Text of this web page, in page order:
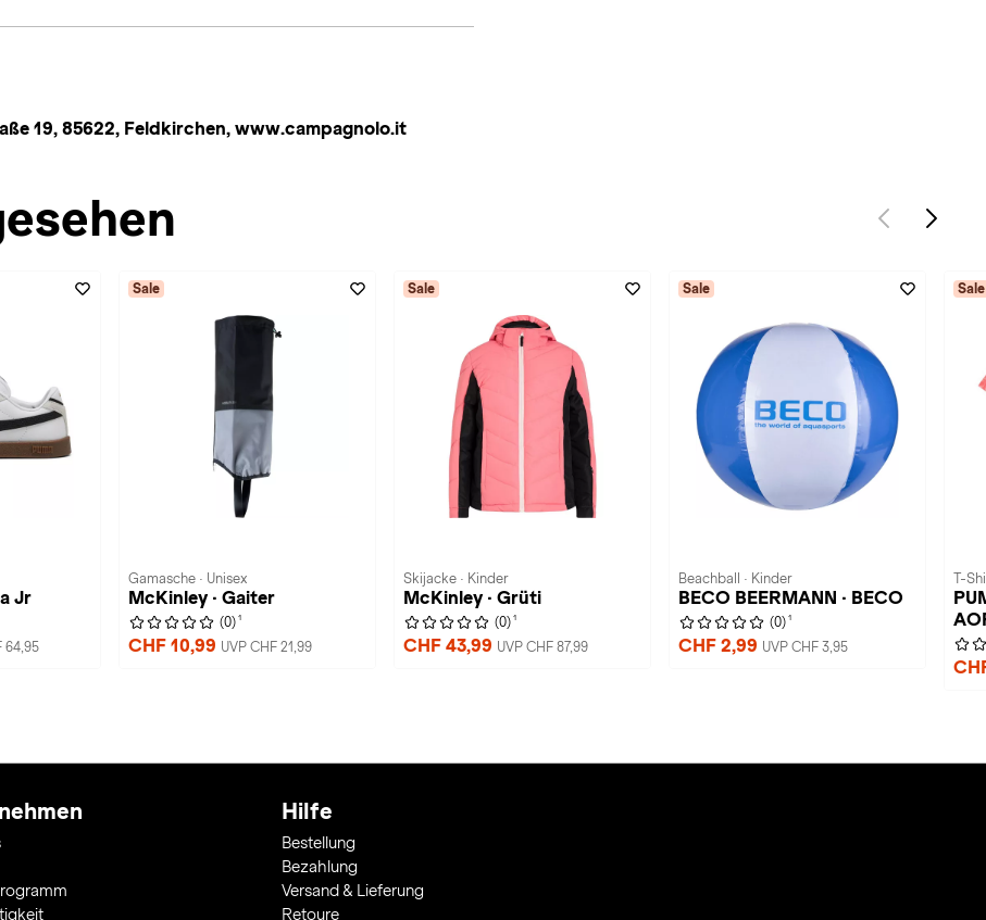
19, 85622, Feldkirchen, www.campagnolo.it
Jr
64,95
Sale
Gamasche · Unisex
McKinley · Gaiter
(0) 1
CHF 10,99 UVP CHF 21,99
Sale
Skijacke · Kinder
McKinley · Grüti
(0) 1
CHF 43,99 UVP CHF 87,99
Sale
Beachball · Kinder
BECO BEERMANN · BECO
(0) 1
CHF 2,99 UVP CHF 3,95
Sale
T-
Hilfe
Bestellung
Bezahlung
Versand & Lieferung
Retoure